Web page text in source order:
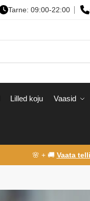
Tarne: 09:00-22:00
Lilled koju Vaasid
🌸 + 🚚 Vaata